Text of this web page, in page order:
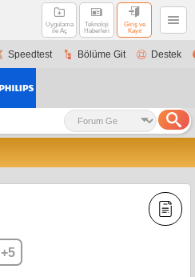
Uygulama
ile Aç
Teknoloji
Haberleri
Giriş ve
Kayıt
Speedtest Bölüme Git Destek
+5